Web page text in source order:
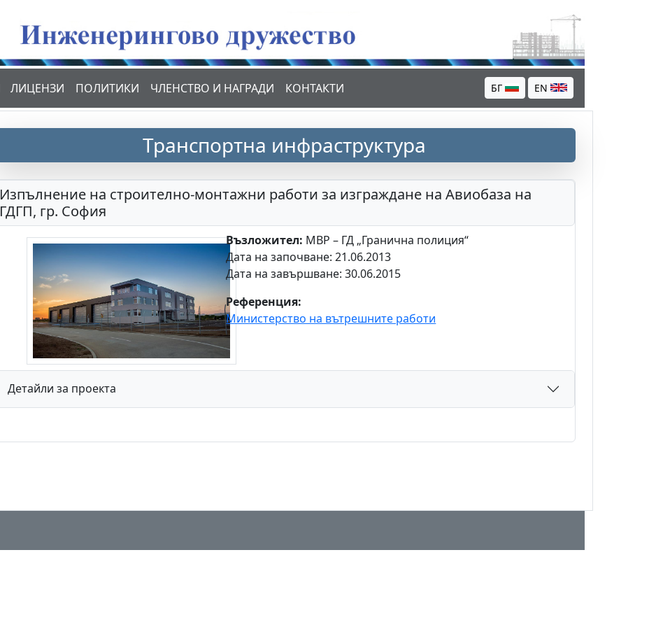
ЛИЦЕНЗИ ПОЛИТИКИ ЧЛЕНСТВО И НАГРАДИ КОНТАКТИ БГ EN
Транспортна инфраструктура
Изпълнение на строително-монтажни работи за изграждане на Авиобаза на
ГДГП, гр. София
Възложител: МВР – ГД „Гранична полиция“
Дата на започване: 21.06.2013
Дата на завършване: 30.06.2015
Референция:
Министерство на вътрешните работи
Детайли за проекта